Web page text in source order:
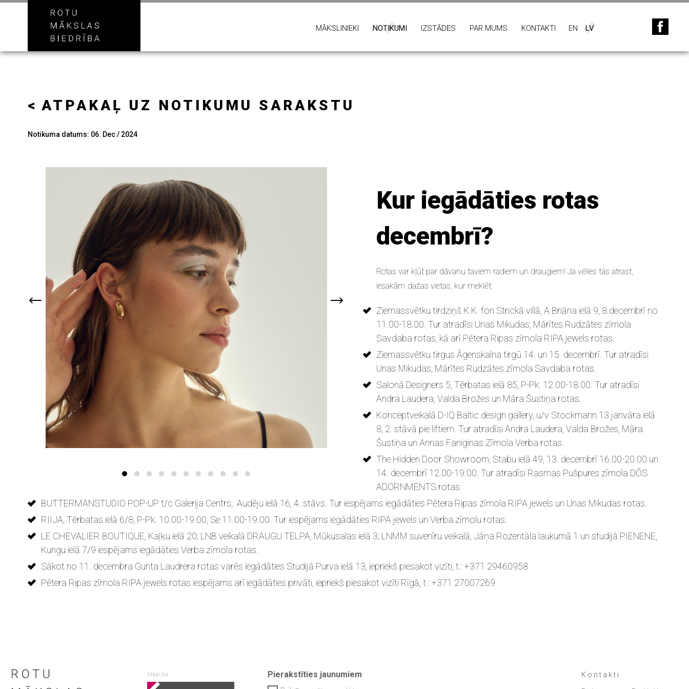
MĀKSLINIEKI NOTIKUMI IZSTĀDES PAR MUMS KONTAKTI EN LV
ATPAKAĻ UZ NOTIKUMU SARAKSTU
Notikuma datums: 06. Dec / 2024
Kur iegādāties rotas
decembrī?
Rotas var kļūt par dāvanu taviem radiem un draugiem! Ja vēlies tās atrast,
iesakām dažas vietas, kur meklēt:
Ziemassvētku tirdziņš K.K. fon Strickā villā, A.Briāna ielā 9, 8.decembrī no
11.00-18.00. Tur atradīsi Unas Mikudas, Mārītes Rudzātes zīmola
Savdaba rotas, kā arī Pētera Ripas zīmola RIPA jewels rotas.
Ziemassvētku tirgus Āgenskalna tirgū 14. un 15. decembrī. Tur atradīsi
Unas Mikudas, Mārītes Rudzātes zīmola Savdaba rotas.
Salonā Designers 5, Tērbatas ielā 85, P-Pk. 12.00-18.00. Tur atradīsi
Andra Laudera, Valda Brožes un Māra Šustiņa rotas.
Konceptveikalā D-IQ Baltic design gallery, u/v Stockmann 13 janvāra ielā
8, 2. stāvā pie liftiem . Tur atradīsi Andra Laudera, Valda Brožes, Māra
Šustiņa un Annas Faniginas Zīmola Verba rotas.
The Hidden Door Showroom, Stabu ielā 49, 13. decembrī 16.00-20.00 un
14. decembrī 12.00-19.00. Tur atradīsi Rasmas Pušpures zīmola DŌS
ADORNMENTS rotas.
BUTTERMANSTUDIO POP-UP t/c Galerija Centrs, Audēju ielā 16, 4. stāvs . Tur iespējams iegādāties Pētera Ripas zīmola RIPA jewels un Unas Mikudas rotas.
RIIJA, Tērbatas ielā 6/8, P-Pk. 10.00-19.00, Se 11.00-19.00. Tur iespējams iegādāties RIPA jewels un Verba zīmolu rotas.
LE CHEVALIER BOUTIQUE, Kaļķu ielā 20; LNB veikalā DRAUGU TELPA, Mūkusalas ielā 3; LNMM suvenīru veikalā, Jāņa Rozentāla laukumā 1 un studijā PIENENE,
Kungu ielā 7/9 iespējams iegādāties Verba zīmola rotas.
Sākot no 11. decembra Gunta Laudrera rotas varēs iegādāties Studijā Purva ielā 13, iepriekš piesakot vizīti, t.: +371 29460958
Pētera Ripas zīmola RIPA jewels rotas iespējams arī iegādāties privāti, iepriekš piesakot vizīti Rīgā, t.: +371 27007269
Atbalsta: Pierakstīties jaunumiem Kontakti